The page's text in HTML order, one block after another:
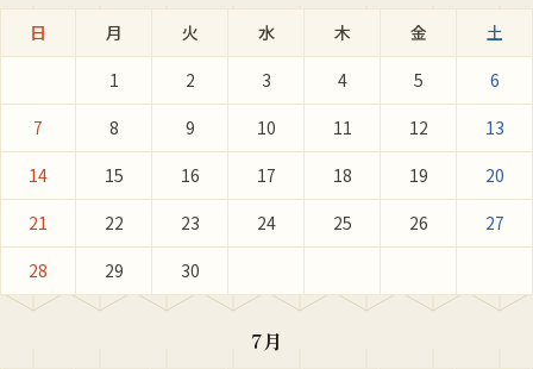
日 月 火 水 木 金
土
1
2 3 4 5
6
7
8 9 10 11 12
13
14
15 16 17 18 19
20
21
22 23 24 25 26
27
28
29 30
7月